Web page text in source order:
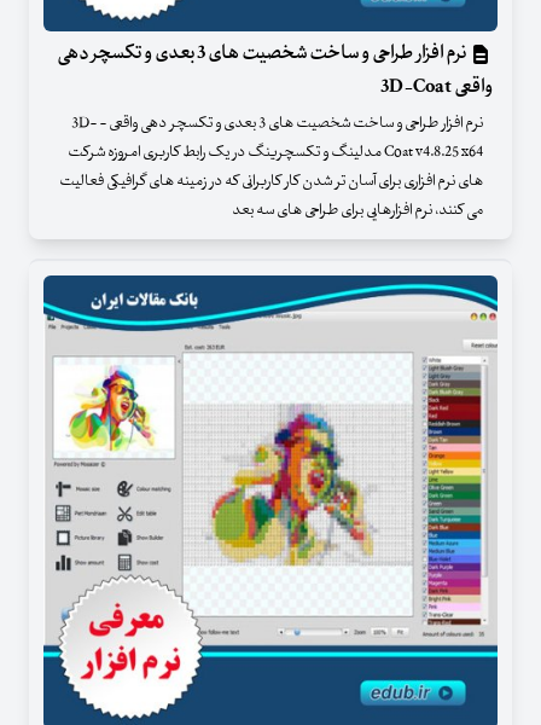
نرم افزار طراحی و ساخت شخصیت های 3 بعدی و تکسچر دهی
واقعی 3D-Coat
نرم افزار طراحی و ساخت شخصیت های 3 بعدی و تکسچر دهی واقعی - 3D-
Coat v4.8.25 x64 مدلینگ و تکسچرینگ در یک رابط کاربری امروزه شرکت
های نرم افزاری برای آسان تر شدن کار کاربرانی که در زمینه های گرافیکی فعالیت
می کنند، نرم افزارهایی برای طراحی های سه بعد